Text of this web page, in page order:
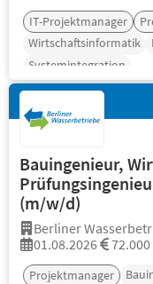
IT-Projektmanager
Wirtschaftsinformatik
Systemintegration
Bauingenieur,
(m/w/d)
Berliner
01.08.2026
Projektmanager